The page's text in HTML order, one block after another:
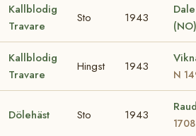
Kallblodig
Travare
Sto 1943
(NO)
Kallblodig
Travare
Hingst 1943
N
Dölehäst Sto 1943